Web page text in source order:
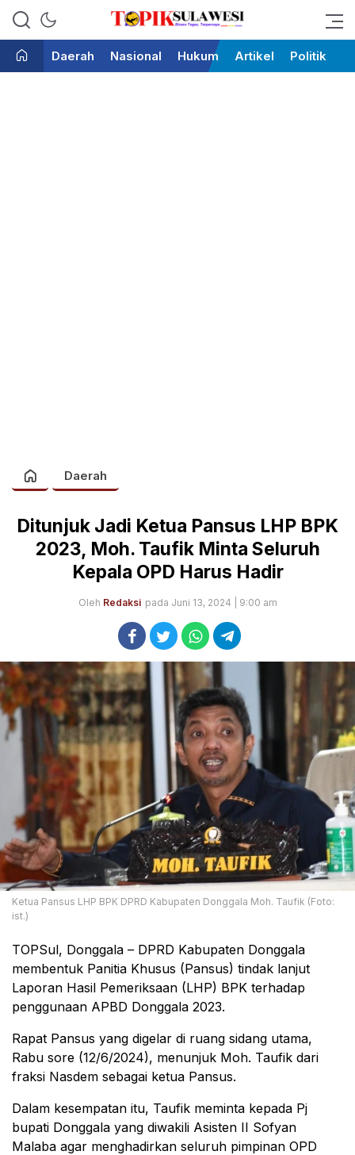
Topik Sulawesi
Bicara Tegas Terpercaya
Daerah
Nasional Hukum Artikel Politik
Daerah
Ditunjuk Jadi Ketua Pansus LHP BPK
2023, Moh. Taufik Minta Seluruh
Kepala OPD Harus Hadir
Oleh Redaksi pada Juni 13, 2024 | 9:00 am
Ketua Pansus LHP BPK DPRD Kabupaten Donggala Moh. Taufik (Foto:
ist.)
TOPSul, Donggala – DPRD Kabupaten Donggala
membentuk Panitia Khusus (Pansus) tindak lanjut
Laporan Hasil Pemeriksaan (LHP) BPK terhadap
penggunaan APBD Donggala 2023.
Rapat Pansus yang digelar di ruang sidang utama,
Rabu sore (12/6/2024), menunjuk Moh. Taufik dari
fraksi Nasdem sebagai ketua Pansus.
Dalam kesempatan itu, Taufik meminta kepada Pj
bupati Donggala yang diwakili Asisten II Sofyan
Malaba agar menghadirkan seluruh pimpinan OPD